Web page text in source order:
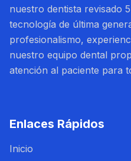
nuestro dentista revisado
tecnología de última
profesionalismo,
nuestro equipo dental
atención al paciente para
Enlaces Rápidos
Inicio